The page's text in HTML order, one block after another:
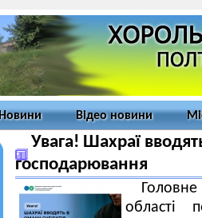
Новини Відео новини
Увага! Шахраї
господарювання
області